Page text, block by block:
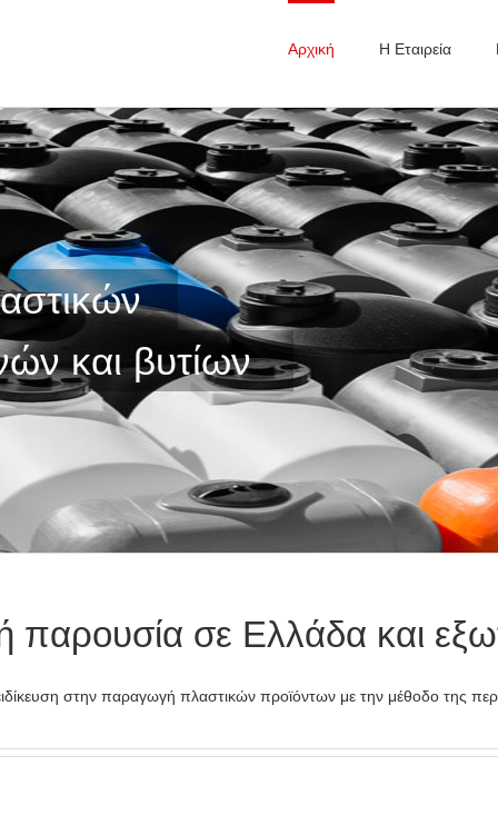
Αρχική Η Εταιρεία
και βυτίων
παρουσία σε Ελλάδα και
στην παραγωγή πλαστικών προϊόντων με την μέθοδο της